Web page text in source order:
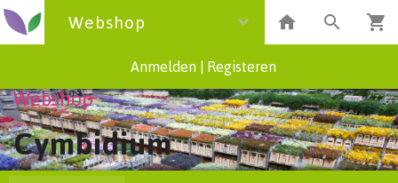
Webshop
Anmelden Registeren
Webshop
Cymbidium